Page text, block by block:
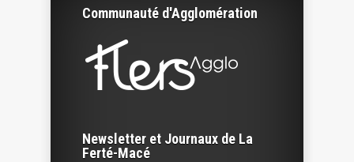
Communauté d'Agglomération
Newsletter et Journaux de La
Ferté-Macé